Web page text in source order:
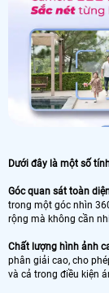
Dưới đây là một số
Góc quan sát toàn
trong một góc nhìn
rộng mà không cần
Chất lượng hình ảnh
phân giải cao, cho
và cả trong điều kiện